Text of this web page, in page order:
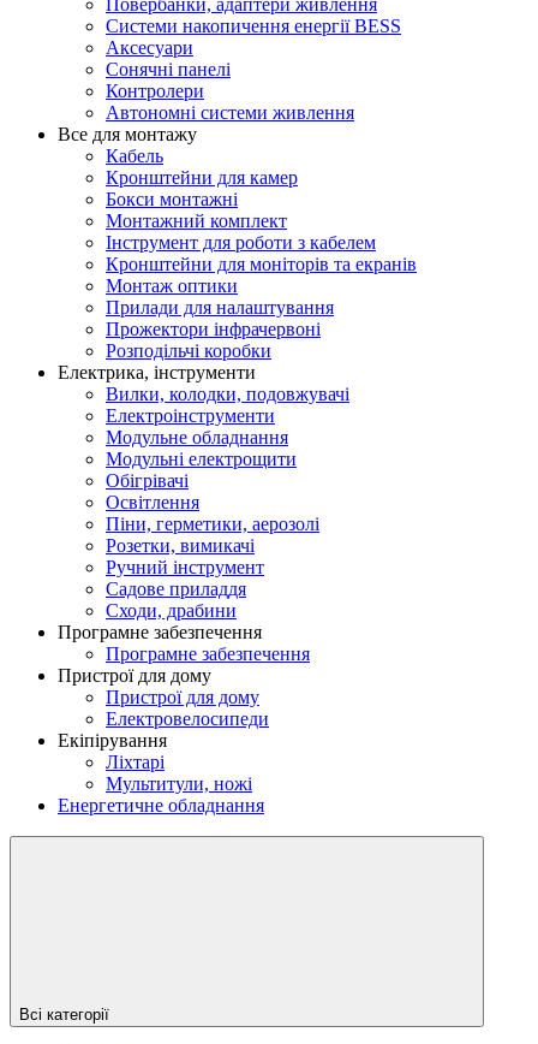
Системи накопичення енергії BESS
Аксесуари
Сонячні панелі
Контролери
Автономні системи живлення
Все для монтажу
Кабель
Кронштейни для камер
Бокси монтажні
Монтажний комплект
Інструмент для роботи з кабелем
Кронштейни для моніторів та екранів
Монтаж оптики
Прилади для налаштування
Прожектори інфрачервоні
Розподільчі коробки
Електрика, інструменти
Вилки, колодки, подовжувачі
Електроінструменти
Модульне обладнання
Модульні електрощити
Обігрівачі
Освітлення
Піни, герметики, аерозолі
Розетки, вимикачі
Ручний інструмент
Садове приладдя
Сходи, драбини
Програмне забезпечення
Програмне забезпечення
Пристрої для дому
Пристрої для дому
Електровелосипеди
Екіпірування
Ліхтарі
Мультитули, ножі
Енергетичне обладнання
Всі категорії